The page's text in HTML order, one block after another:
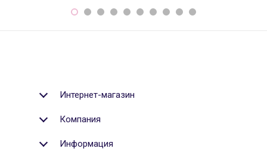
Интернет-магазин
Компания
Информация